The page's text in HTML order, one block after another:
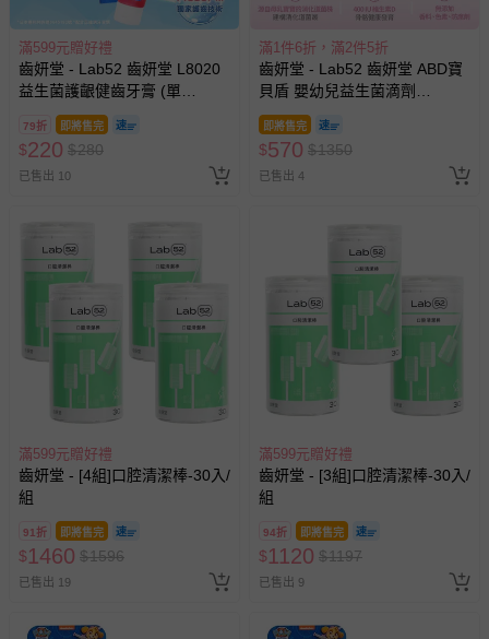
滿599元贈好禮
齒妍堂 - Lab52 齒妍堂 L8020
益生菌護齦健齒牙膏 (單
入)-110g
79折 即將售完
$220 $280
已售出 10
滿1件6折，滿2件5折
齒妍堂 - Lab52 齒妍堂 ABD寶
貝盾 嬰幼兒益生菌滴劑
PLUS(效期2026-09-29)-15ml
即將售完
$570 $1350
已售出 4
滿599元贈好禮
齒妍堂 - [4組]口腔清潔棒-30入/
組
91折 即將售完
$1460 $1596
已售出 19
滿599元贈好禮
齒妍堂 - [3組]口腔清潔棒-30入/
組
94折 即將售完
$1120 $1197
已售出 9